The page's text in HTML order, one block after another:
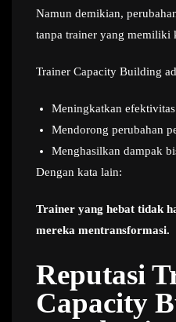
Namun demikian,
tanpa trainer yang memiliki
Trainer Capacity Building
Meningkatkan
Mendorong perubahan
Menghasilkan dampak
Dengan kata lain:
Trainer yang hebat tidak
mereka mentransformasi.
Reputasi
Capacity